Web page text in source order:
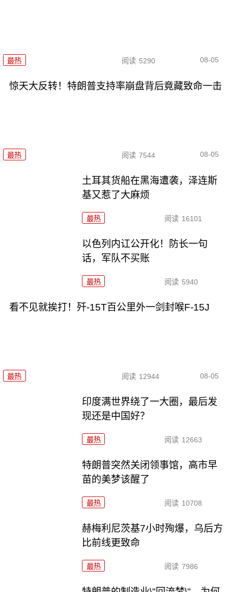
最热 阅读 5290 08-05
惊天大反转！特朗普支持率崩盘背后竟藏致命一击
最热 阅读 7544 08-05
土耳其货船在黑海遭袭，泽连斯
基又惹了大麻烦
最热 阅读 16101
以色列内讧公开化！防长一句
话，军队不买账
最热 阅读 5940
看不见就挨打！歼-15T百公里外一剑封喉F-15J
最热 阅读 12944 08-05
印度满世界绕了一大圈，最后发
现还是中国好？
最热 阅读 12663
特朗普突然关闭领事馆，高市早
苗的美梦该醒了
最热 阅读 10708
赫梅利尼茨基7小时殉爆，乌后方
比前线更致命
最热 阅读 7986